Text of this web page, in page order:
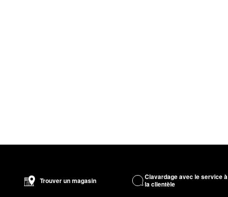
Trouver un magasin
Clavardage avec le service à
la clientèle